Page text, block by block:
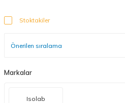
Stoktakiler
Markalar
Isolab